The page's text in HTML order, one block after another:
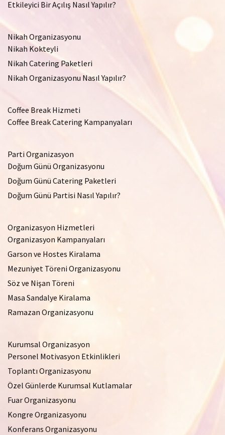
Etkileyici Bir Açılış Nasıl Yapılır?
Nikah Organizasyonu
Nikah Kokteyli
Nikah Catering Paketleri
Nikah Organizasyonu Nasıl Yapılır?
Coffee Break Hizmeti
Coffee Break Catering Kampanyaları
Parti Organizasyon
Doğum Günü Organizasyonu
Doğum Günü Catering Paketleri
Doğum Günü Partisi Nasıl Yapılır?
Organizasyon Hizmetleri
Organizasyon Kampanyaları
Garson ve Hostes Kiralama
Mezuniyet Töreni Organizasyonu
Söz ve Nişan Töreni
Masa Sandalye Kiralama
Ramazan Organizasyonu
Kurumsal Organizasyon
Personel Motivasyon Etkinlikleri
Toplantı Organizasyonu
Özel Günlerde Kurumsal Kutlamalar
Fuar Organizasyonu
Kongre Organizasyonu
Konferans Organizasyonu